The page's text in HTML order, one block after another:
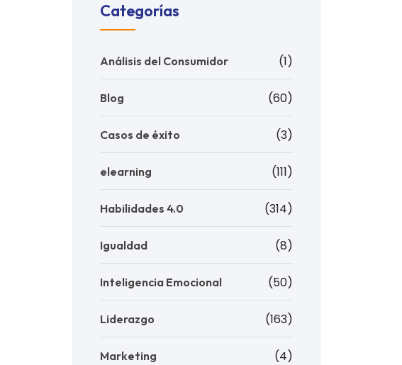
Categorías
Análisis del Consumidor (1)
Blog (60)
Casos de éxito (3)
elearning (111)
Habilidades 4.0 (314)
Igualdad (8)
Inteligencia Emocional (50)
Liderazgo (163)
Marketing (4)